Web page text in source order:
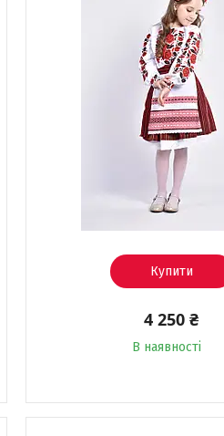
Купити
4 250 ₴
В наявності